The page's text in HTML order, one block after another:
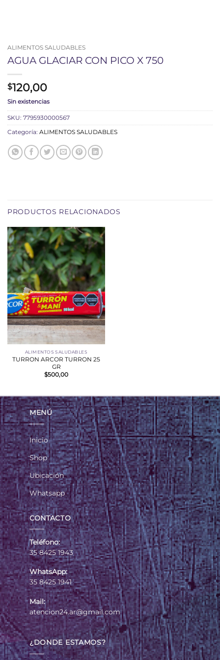
ALIMENTOS SALUDABLES
AGUA GLACIAR CON PICO X 750
$120,00
Sin existencias
SKU: 7795930000567
Categoría: ALIMENTOS SALUDABLES
PRODUCTOS RELACIONADOS
ALIMENTOS SALUDABLES
TURRON ARCOR TURRON 25
GR
$500,00
MENÚ
Inicio
Shop
Ubicación
Whatsapp
CONTACTO
Teléfono:
35 8425 1943
WhatsApp:
35 8425 1941
Mail:
atencion24.ar@gmail.com
¿DONDE ESTAMOS?